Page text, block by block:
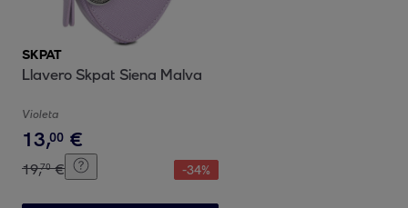
SKPAT
Llavero Skpat Siena Malva
Violeta
13,00 €
19,70 € -34%